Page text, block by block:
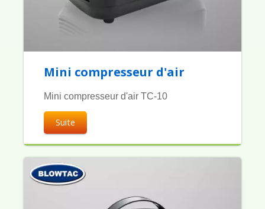
Mini compresseur d'air
Mini compresseur d'air TC-10
Suite